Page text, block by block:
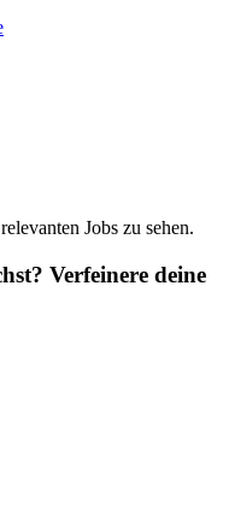
Jobs zu sehen.
Verfeinere deine